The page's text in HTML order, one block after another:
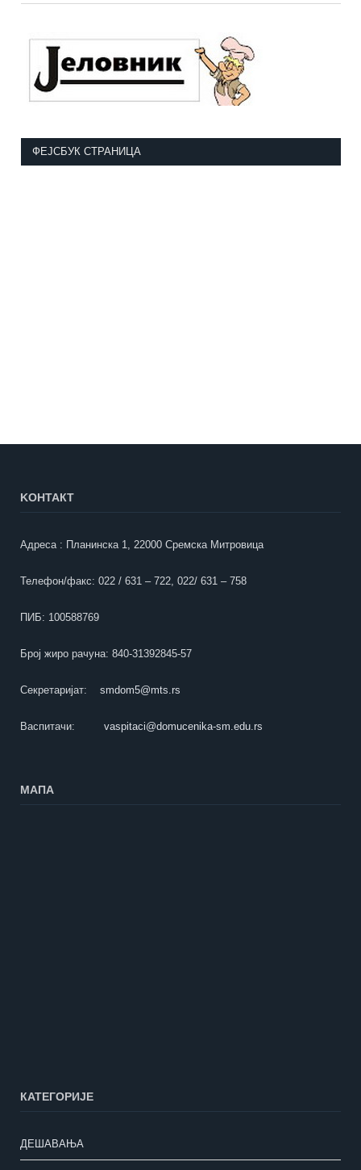
ФЕЈСБУК СТРАНИЦА
KOНТАКТ
Адреса : Планинска 1, 22000 Сремска Митровица
Телефон/факс: 022 / 631 – 722, 022/ 631 – 758
ПИБ: 100588769
Број жиро рачуна: 840-31392845-57
Секретаријат: smdom5@mts.rs
Васпитачи: vaspitaci@domucenika-sm.edu.rs
МАПА
КАТЕГОРИЈЕ
ДЕШАВАЊА